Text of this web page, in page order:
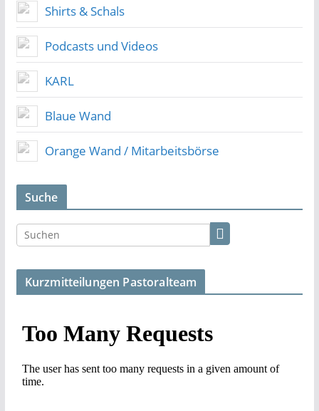
Shirts & Schals
Podcasts und Videos
KARL
Blaue Wand
Orange Wand / Mitarbeitsbörse
Suche
Kurzmitteilungen Pastoralteam